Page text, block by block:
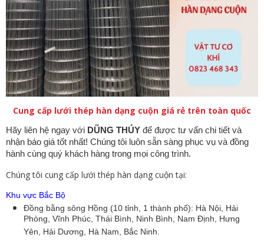
Cung cấp lưới thép hàn dạng cuộn giá rẻ trên toàn quốc
Hãy liên hệ ngay với DŨNG THÚY để được tư vấn chi tiết và
nhận báo giá tốt nhất! Chúng tôi luôn sẵn sàng phục vụ và đồng
hành cùng quý khách hàng trong mọi công trình.
Chúng tôi cung cấp lưới thép hàn dạng cuộn tại:
Khu vực Bắc Bộ
Đồng bằng sông Hồng (10 tỉnh, 1 thành phố): Hà Nội, Hải
Phòng, Vĩnh Phúc, Thái Bình, Ninh Bình, Nam Định, Hưng
Yên, Hải Dương, Hà Nam, Bắc Ninh.